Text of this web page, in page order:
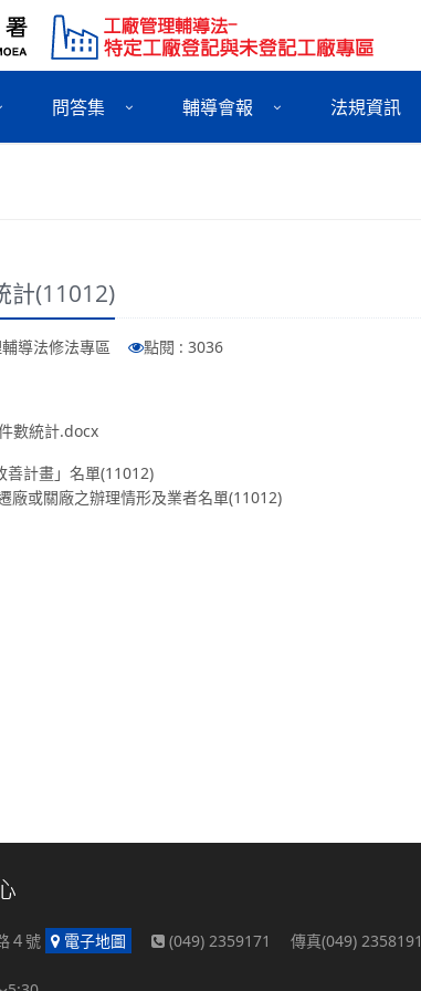
問答集 輔導會報 法規資訊
計(11012)
導法修法專區
點閱 : 3036
數統計.docx
善計畫」名單(11012)
廠或關廠之辦理情形及業者名單(11012)
４號 電子地圖
(049) 2359171 傳真(049) 2358191